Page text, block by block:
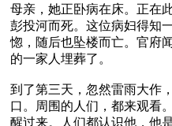
母亲，她正卧病在床。正在
彭投河而死。这位病妇得知
惚，随后也坠楼而亡。官府
的一家人埋葬了。
到了第三天，忽然雷雨大作
口。周围的人们，都来观看
醒过来。人们都认识他，他